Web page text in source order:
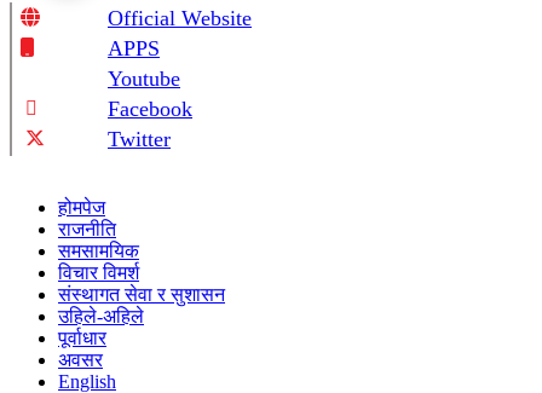
Online News Portal
Official Website
APPS
Youtube
Facebook
Twitter
होमपेज
राजनीति
समसामयिक
विचार विमर्श
संस्थागत सेवा र सुशासन
उहिले-अहिले
पूर्वाधार
अवसर
English